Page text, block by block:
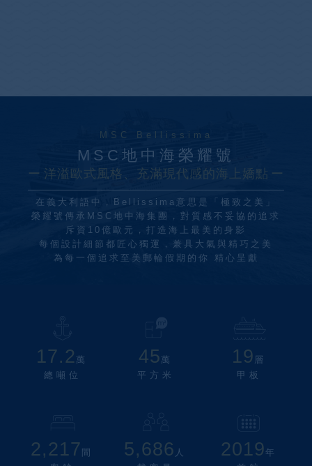
MSC Bellissima
MSC地中海榮耀號
洋溢歐式風格、充滿現代感的海上嬌點
在義大利語中，Bellissima意思是「極致之美」
榮耀號傳承MSC地中海集團，對質感不妥協的追求
斥資10億歐元，打造海上最美的身影
每個設計細節都匠心獨運，兼具大氣與精巧之美
為每一個追求至美郵輪假期的你 精心呈獻
17.2 萬
總噸位
45 萬
平方米
19 層
甲板
2,217 間
5,686 人
2019年